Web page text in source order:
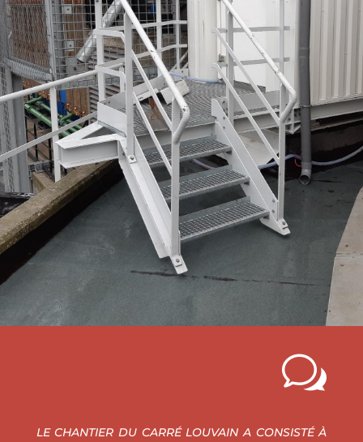
w
LE CHANTIER DU CARRÉ LOUVAIN A CONSISTÉ À